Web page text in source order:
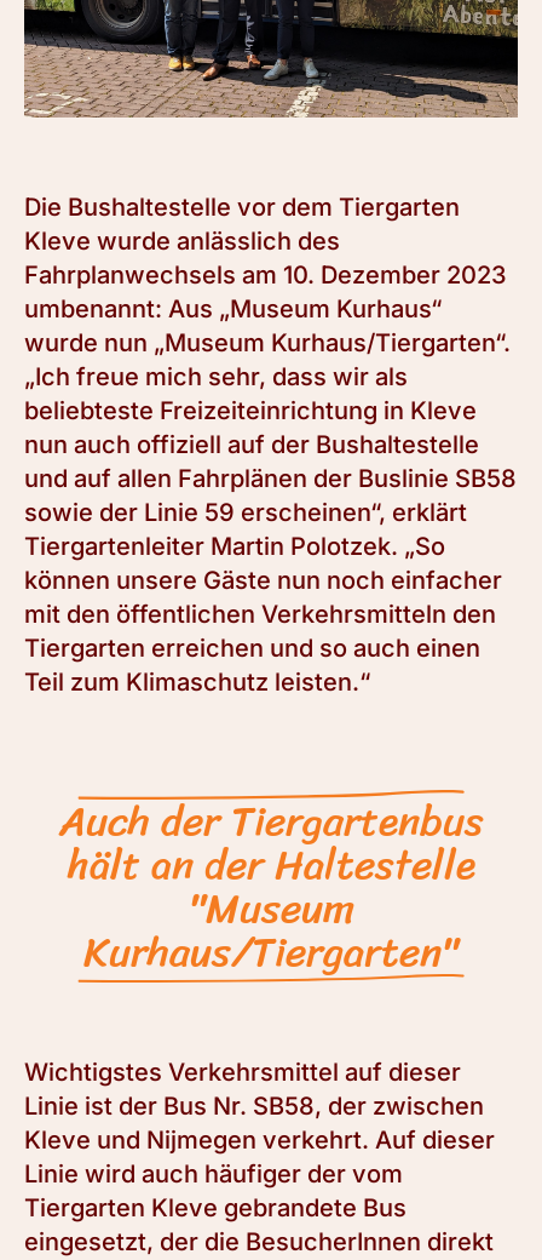
Die Bushaltestelle vor dem Tiergarten
Kleve wurde anlässlich des
Fahrplanwechsels am 10. Dezember 2023
umbenannt: Aus „Museum Kurhaus“
wurde nun „Museum Kurhaus/Tiergarten“.
„Ich freue mich sehr, dass wir als
beliebteste Freizeiteinrichtung in Kleve
nun auch offiziell auf der Bushaltestelle
und auf allen Fahrplänen der Buslinie SB58
sowie der Linie 59 erscheinen“, erklärt
Tiergartenleiter Martin Polotzek. „So
können unsere Gäste nun noch einfacher
mit den öffentlichen Verkehrsmitteln den
Tiergarten erreichen und so auch einen
Teil zum Klimaschutz leisten.“
Auch der Tiergartenbus
hält an der Haltestelle
"Museum
Kurhaus/Tiergarten"
Wichtigstes Verkehrsmittel auf dieser
Linie ist der Bus Nr. SB58, der zwischen
Kleve und Nijmegen verkehrt. Auf dieser
Linie wird auch häufiger der vom
Tiergarten Kleve gebrandete Bus
eingesetzt, der die BesucherInnen direkt